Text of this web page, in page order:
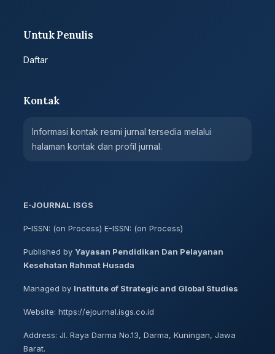
Untuk Penulis
Daftar
Kontak
Informasi kontak resmi jurnal tersedia melalui
halaman kontak dan profil jurnal.
E-JOURNAL ISGS
P-ISSN: (on Process) E-ISSN: (on Process)
Published by Yayasan Pendidikan Dan Pelayanan
Kesehatan Rahmat Husada
Managed by Institute of Strategic and Global Studies
Website: https://ejournal.isgs.co.id
Address: Jl. Raya Darma No.13, Darma, Kuningan, Jawa
Barat.